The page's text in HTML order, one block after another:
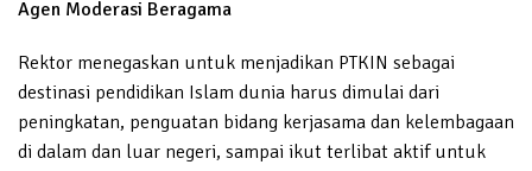
Agen Moderasi Beragama
Rektor menegaskan untuk menjadikan PTKIN sebagai
destinasi pendidikan Islam dunia harus dimulai dari
peningkatan, penguatan bidang kerjasama dan kelembagaan
di dalam dan luar negeri, sampai ikut terlibat aktif untuk